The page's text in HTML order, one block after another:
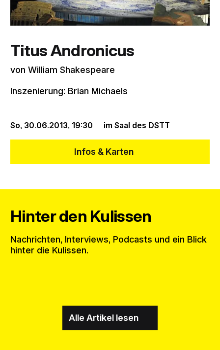
So, 30.06.2013, 19:30 im Saal des DSTT
Titus Andronicus
von William Shakespeare
Inszenierung: Brian Michaels
Infos & Karten
Hinter den Kulissen
Nachrichten, Interviews, Podcasts und ein Blick
hinter die Kulissen.
Alle Artikel lesen